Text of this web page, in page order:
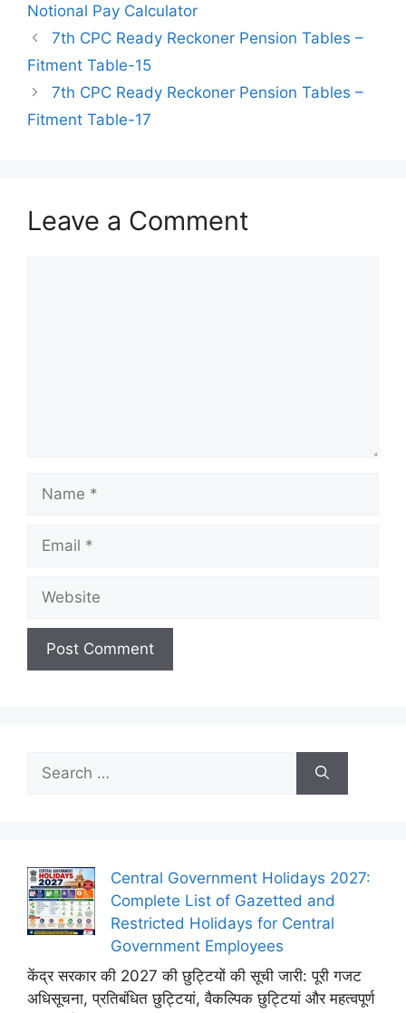
Notional Pay Calculator
7th CPC Ready Reckoner Pension Tables –
Fitment Table-15
7th CPC Ready Reckoner Pension Tables –
Fitment Table-17
Leave a Comment
for:
Central Government Holidays 2027:
Complete List of Gazetted and
Restricted Holidays for Central
Government Employees
केंद्र सरकार की 2027 की छुट्टियों की सूची जारी: पूरी गजट
अधिसूचना, प्रतिबंधित छुट्टियां, वैकल्पिक छुट्टियां और महत्वपूर्ण